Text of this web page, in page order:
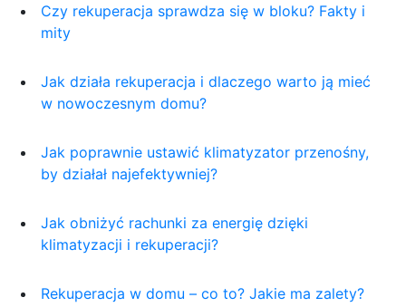
Czy rekuperacja sprawdza się w bloku? Fakty i
mity
Jak działa rekuperacja i dlaczego warto ją mieć
w nowoczesnym domu?
Jak poprawnie ustawić klimatyzator przenośny,
by działał najefektywniej?
Jak obniżyć rachunki za energię dzięki
klimatyzacji i rekuperacji?
Rekuperacja w domu – co to? Jakie ma zalety?